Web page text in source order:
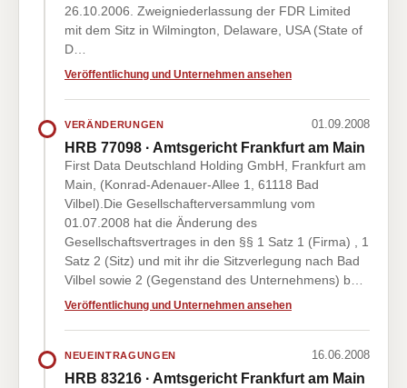
26.10.2006. Zweigniederlassung der FDR Limited
mit dem Sitz in Wilmington, Delaware, USA (State of
D…
Veröffentlichung und Unternehmen ansehen
VERÄNDERUNGEN 01.09.2008
HRB 77098 · Amtsgericht Frankfurt am Main
First Data Deutschland Holding GmbH, Frankfurt am
Main, (Konrad-Adenauer-Allee 1, 61118 Bad
Vilbel).Die Gesellschafterversammlung vom
01.07.2008 hat die Änderung des
Gesellschaftsvertrages in den §§ 1 Satz 1 (Firma) , 1
Satz 2 (Sitz) und mit ihr die Sitzverlegung nach Bad
Vilbel sowie 2 (Gegenstand des Unternehmens) b…
Veröffentlichung und Unternehmen ansehen
NEUEINTRAGUNGEN 16.06.2008
HRB 83216 · Amtsgericht Frankfurt am Main